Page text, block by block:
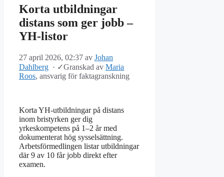
Korta utbildningar
distans som ger jobb –
YH-listor
27 april 2026, 02:37 av Johan
Dahlberg · ✓Granskad av Maria
Roos, ansvarig för faktagranskning
Korta YH-utbildningar på distans
inom bristyrken ger dig
yrkeskompetens på 1–2 år med
dokumenterat hög sysselsättning.
Arbetsförmedlingen listar utbildningar
där 9 av 10 får jobb direkt efter
examen.